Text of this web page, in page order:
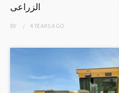
الزراعى
BY 4 YEARSAGO